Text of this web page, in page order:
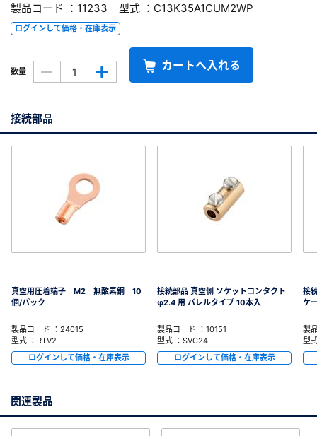
製品コード ：11233 型式 ：C13K35A1CUM2WP
ログインして価格・在庫表示
数量 カートへ入れる
接続部品
真空用圧着端子 M2 無酸素銅 10
個/パック
製品コード ：24015
型式 ：RTV2
ログインして価格・在庫表示
接続部品 真空側 ソケットコンタクト
φ2.4 用 バレルタイプ 10本入
製品コード ：10151
型式 ：SVC24
ログインして価格・在庫表示
接
ケ
製
型
関連製品